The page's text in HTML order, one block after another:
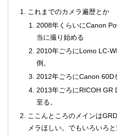
これまでのカメラ遍歴とか
2008年くらいにCanon
当に撮り始める
2010年ごろにLomo LC-
倒。
2012年ごろにCanon 60D
2013年ごろにRICOH GR
至る。
ここんところのメインは
メラほしい。でもいろいろ